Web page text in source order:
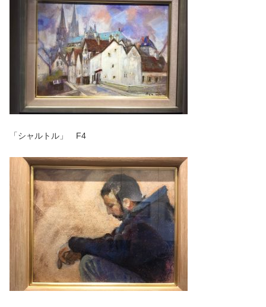
「シャルトル」 F4